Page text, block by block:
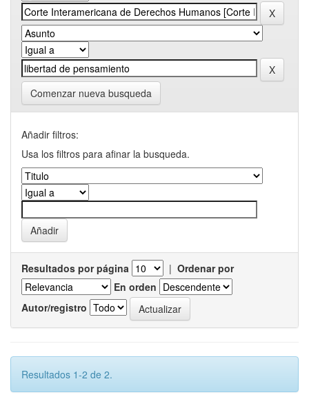
Comenzar nueva busqueda
Añadir filtros:
Usa los filtros para afinar la busqueda.
Resultados por página | Ordenar por
En orden
Autor/registro
Resultados 1-2 de 2.